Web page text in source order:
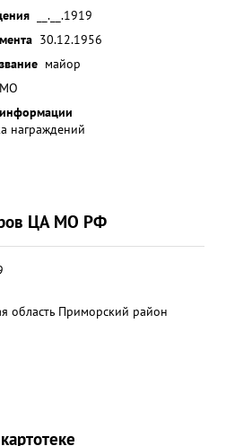
__.__.1919
30.12.1956
майор
награждений
ЦА МО РФ
область Приморский район